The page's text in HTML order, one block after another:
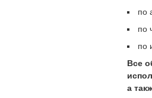
по
по
по
Все
а